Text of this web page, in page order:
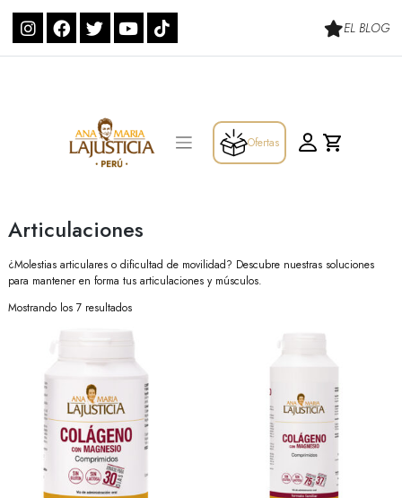
content
EL BLOG
Ofertas
Articulaciones
¿Molestias articulares o dificultad de movilidad? Descubre nuestras soluciones
para mantener en forma tus articulaciones y músculos.
Mostrando los 7 resultados